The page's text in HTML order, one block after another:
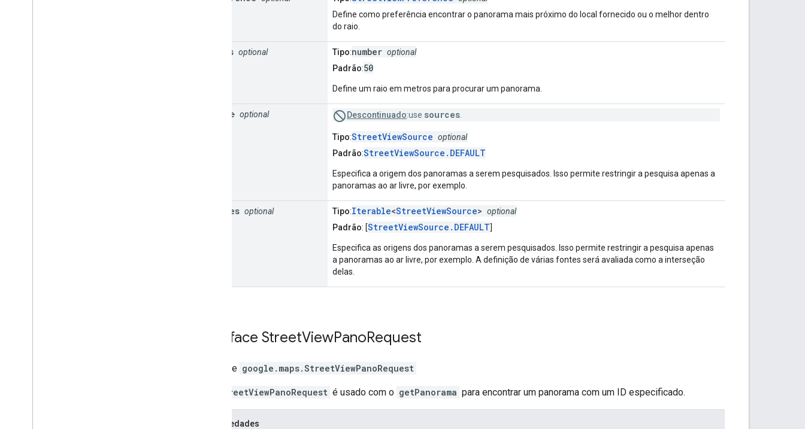
Define como preferência encontrar o panorama mais próximo do local fornecido ou o melhor dentro
do raio.
radius optional Tipo:number optional
Padrão:50
Define um raio em metros para procurar um panorama.
source optional Descontinuado:use sources
Tipo:StreetViewSource optional
Padrão:StreetViewSource.DEFAULT
Especifica a origem dos panoramas a serem pesquisados. Isso permite restringir a pesquisa apenas a
panoramas ao ar livre, por exemplo.
sources optional Tipo:Iterable<StreetViewSource> optional
Padrão: [StreetViewSource.DEFAULT]
Especifica as origens dos panoramas a serem pesquisados. Isso permite restringir a pesquisa apenas
a panoramas ao ar livre, por exemplo. A definição de várias fontes será avaliada como a interseção
delas.
Interface StreetViewPanoRequest
Interface google.maps.StreetViewPanoRequest
StreetViewPanoRequest é usado com o getPanorama para encontrar um panorama com um ID especificado.
Propriedades